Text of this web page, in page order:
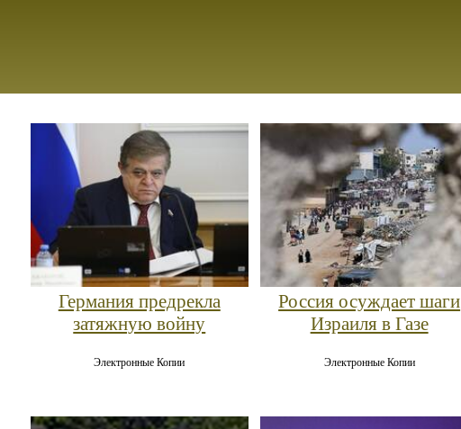
Германия предрекла
затяжную войну
Электронные Копии
Россия осуждает шаги
Израиля в Газе
Электронные Копии